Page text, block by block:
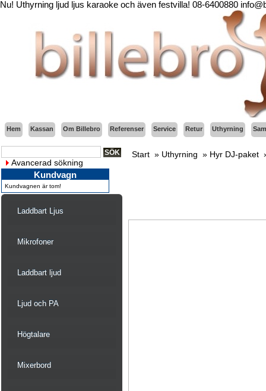
Nu! Uthyrning ljud ljus karaoke och även festvilla! 08-6400880
Hem Kassan Om Billebro Referenser Service Retur Uthyrning
Avancerad sökning
Kundvagn
Kundvagnen är tom!
Laddbart Ljus
Mikrofoner
Laddbart ljud
Ljud och PA
Högtalare
Mixerbord
Start » Uthyrning » Hyr DJ-paket